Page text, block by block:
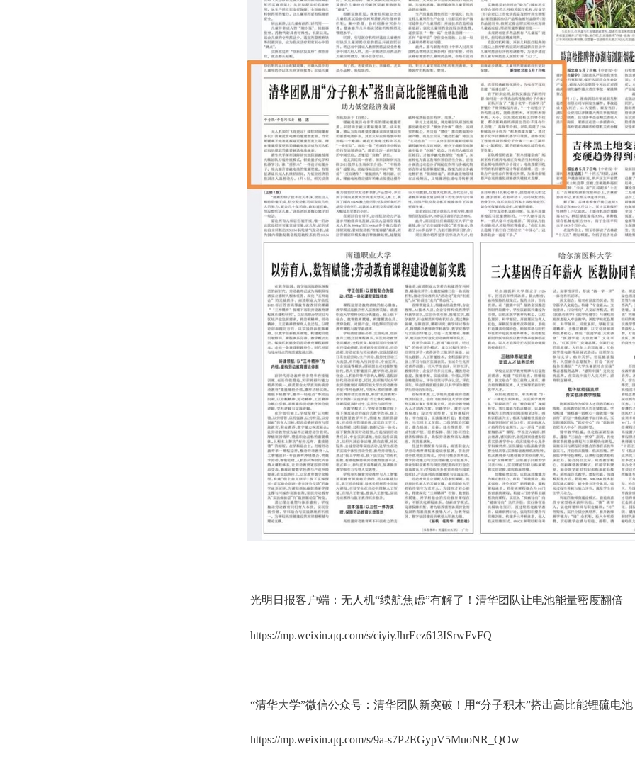
光明日报客户端：无人机“续航焦虑”有解了！清华团队让电池能量密度翻倍
https://mp.weixin.qq.com/s/ciyiyJhrEez613ISrwFvFQ
“清华大学”微信公众号：清华团队新突破！用“分子积木”搭出高比能锂硫电池
https://mp.weixin.qq.com/s/9a-s7P2EGypV5MuoNR_QOw